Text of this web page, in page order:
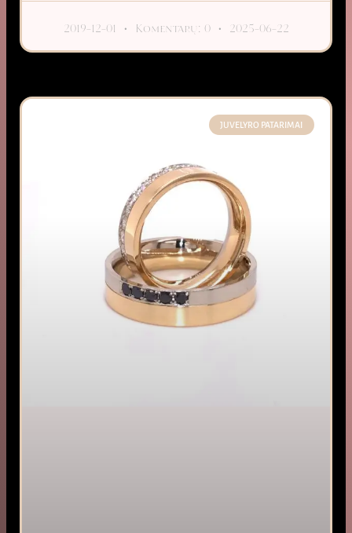
2019-12-01 Komentarų: 0 2025-06-22
JUVELYRO PATARIMAI